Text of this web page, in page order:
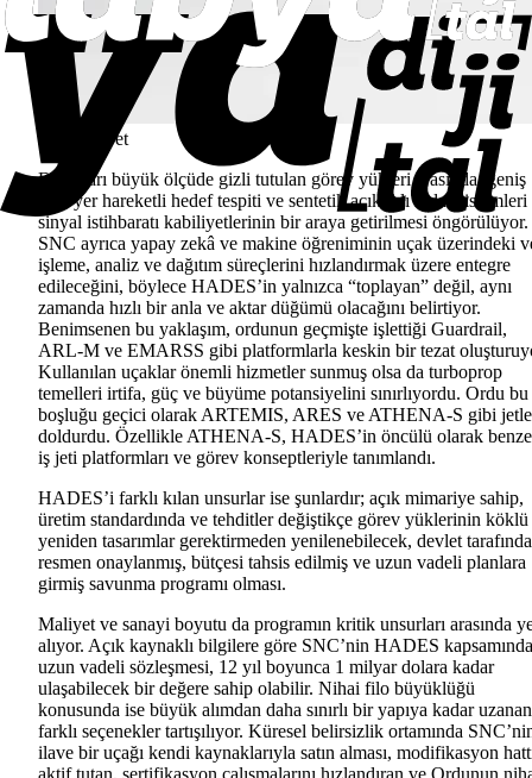
HADES Jet
Detayları büyük ölçüde gizli tutulan görev yükleri arasında, geniş
alan yer hareketli hedef tespiti ve sentetik açıklıklı radar
sinyal istihbaratı kabiliyetlerinin bir araya getirilmesi öngörülüyor.
SNC ayrıca yapay zekâ ve makine öğreniminin uçak üzerindeki
işleme, analiz ve dağıtım süreçlerini hızlandırmak üzere entegre
edileceğini, böylece HADES’in yalnızca “toplayan” değil, aynı
zamanda hızlı bir anla ve aktar düğümü olacağını belirtiyor.
Benimsenen bu yaklaşım, ordunun geçmişte işlettiği Guardrail,
ARL-M ve EMARSS gibi platformlarla keskin bir tezat
Kullanılan uçaklar önemli hizmetler sunmuş olsa da turboprop
temelleri irtifa, güç ve büyüme potansiyelini sınırlıyordu. Ordu bu
boşluğu geçici olarak ARTEMIS, ARES ve ATHENA-S gibi
doldurdu. Özellikle ATHENA-S, HADES’in öncülü olarak
iş jeti platformları ve görev konseptleriyle tanımlandı.
HADES’i farklı kılan unsurlar ise şunlardır; açık mimariye sahip,
üretim standardında ve tehditler değiştikçe görev yüklerinin köklü
yeniden tasarımlar gerektirmeden yenilenebilecek, devlet
resmen onaylanmış, bütçesi tahsis edilmiş ve uzun vadeli planlara
girmiş savunma programı olması.
Maliyet ve sanayi boyutu da programın kritik unsurları arasında
alıyor. Açık kaynaklı bilgilere göre SNC’nin HADES
uzun vadeli sözleşmesi, 12 yıl boyunca 1 milyar dolara kadar
ulaşabilecek bir değere sahip olabilir. Nihai filo büyüklüğü
konusunda ise büyük alımdan daha sınırlı bir yapıya kadar uzanan
farklı seçenekler tartışılıyor. Küresel belirsizlik ortamında
ilave bir uçağı kendi kaynaklarıyla satın alması, modifikasyon
aktif tutan, sertifikasyon çalışmalarını hızlandıran ve Ordunun